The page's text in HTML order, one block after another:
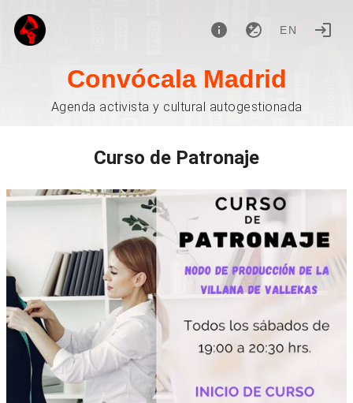
EN
Convócala Madrid
Agenda activista y cultural autogestionada
Curso de Patronaje